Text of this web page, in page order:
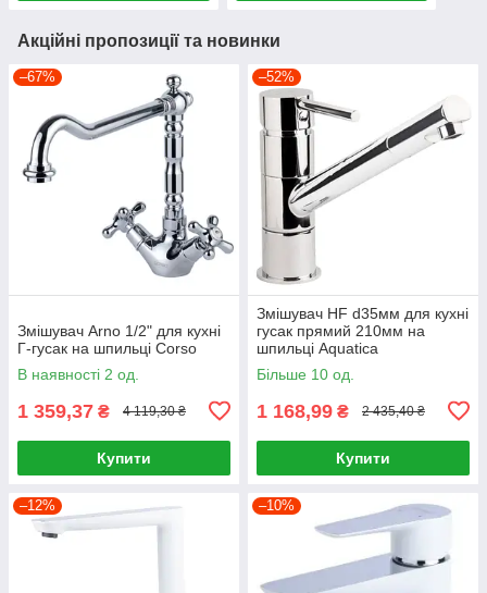
Акційні пропозиції та новинки
–67%
Змішувач Arno 1/2" для кухні
Г-гусак на шпильці Corso
В наявності 2 од.
1 359,37 ₴ 4 119,30 ₴
Купити
–52%
Змішувач HF d35мм для кухні
гусак прямий 210мм на
шпильці Aquatica
Більше 10 од.
1 168,99 ₴ 2 435,40 ₴
Купити
–12% –10%